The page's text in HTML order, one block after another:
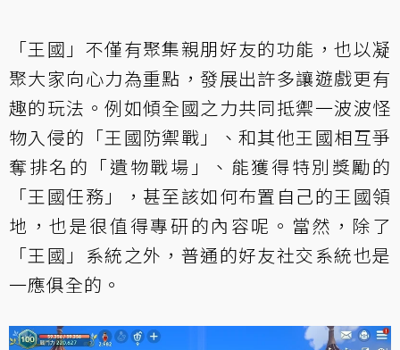
「王國」不僅有聚集親朋好友的功能，也以凝
聚大家向心力為重點，發展出許多讓遊戲更有
趣的玩法。例如傾全國之力共同抵禦一波波怪
物入侵的「王國防禦戰」、和其他王國相互爭
奪排名的「遺物戰場」、能獲得特別獎勵的
「王國任務」，甚至該如何布置自己的王國領
地，也是很值得專研的內容呢。當然，除了
「王國」系統之外，普通的好友社交系統也是
一應俱全的。